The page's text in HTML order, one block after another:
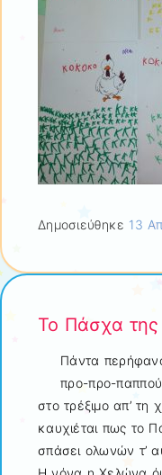
Δημοσιεύθηκε 13
Το Πάσχα
Πάντα
προ-προ-
στο τρέξιμο απ’ τη
καυχιέται πως το
σπάσει ολωνών τ’